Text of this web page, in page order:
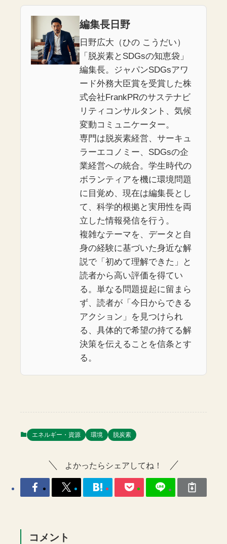
編集長日野
日野広大（ひの こうだい）
「脱炭素とSDGsの知恵袋」
編集長。ジャパンSDGsアワ
ード外務大臣賞を受賞した株
式会社FrankPRのサステナビ
リティコンサルタント、気候
変動コミュニケーター。
専門は脱炭素経営、サーキュ
ラーエコノミー、SDGsの企
業経営への統合。学生時代の
ボランティアを機に環境問題
に目覚め、現在は編集長とし
て、科学的根拠と実用性を両
立した情報発信を行う。
複雑なテーマを、データと自
身の経験に基づいた身近な解
説で「初めて理解できた」と
読者から高い評価を得てい
る。単なる問題提起に留まら
ず、読者が「今日からできる
アクション」を見つけられ
る、具体的で希望の持てる解
決策を伝えることを信条とす
る。
エネルギー・資源 環境 脱炭素
よかったらシェアしてね！
コメント